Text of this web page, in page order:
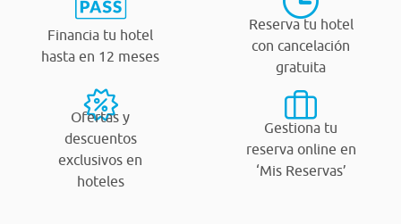
Financia tu hotel
hasta en 12 meses
Reserva tu hotel
con cancelación
gratuita
Ofertas y
descuentos
exclusivos en
hoteles
Gestiona tu
reserva online en
‘Mis Reservas’